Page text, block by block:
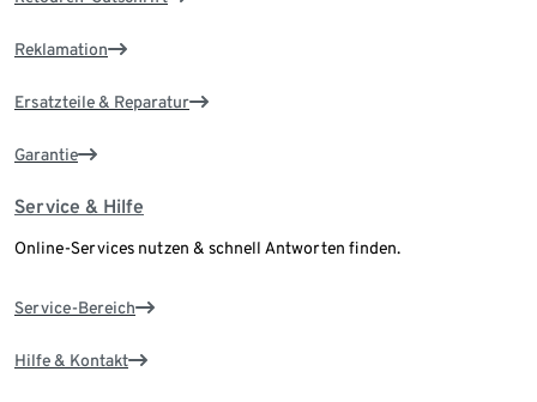
Reklamation
Ersatzteile & Reparatur
Garantie
Service & Hilfe
Online-Services nutzen & schnell Antworten finden.
Service-Bereich
Hilfe & Kontakt